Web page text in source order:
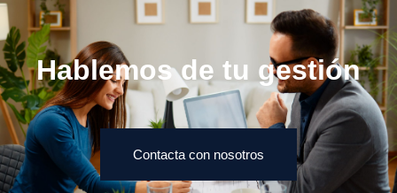
Hablemos de tu gestión
Contacta con nosotros